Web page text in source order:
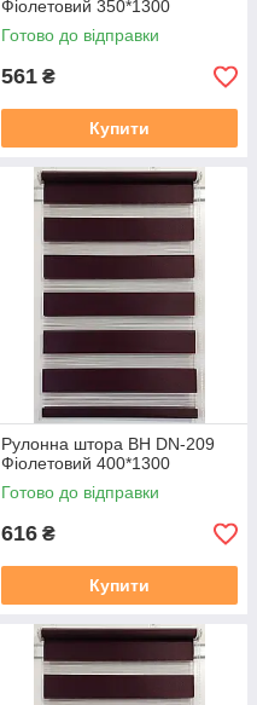
Фіолетовий 350*1300
Готово до відправки
561 ₴
Купити
Рулонна штора ВН DN-209
Фіолетовий 400*1300
Готово до відправки
616 ₴
Купити